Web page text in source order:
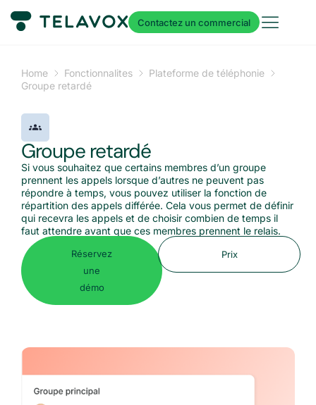
Contactez un commercial
Home Fonctionnalites
Plateforme de téléphonie
Groupe retardé
Groupe retardé
Si vous souhaitez que certains membres d’un groupe
prennent les appels lorsque d’autres ne peuvent pas
répondre à temps, vous pouvez utiliser la fonction de
répartition des appels différée. Cela vous permet de définir
qui recevra les appels et de choisir combien de temps il
faut attendre avant que ces membres prennent le relais.
Réservez
une
démo
Prix